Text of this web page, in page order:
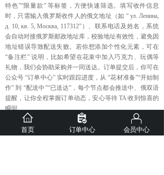
特色”“限量款” 等标签，方便快速筛选。填写收件信息
时，只需输入俄罗斯收件人的俄文地址（如 “ ул. Ленина,
д. 10, кв. 5, Москва, 117312”）、联系电话及姓名，系统
会自动对接俄罗斯邮政地址库，校验地址有效性，避免因
地址错误导致配送失败。若你想添加个性化元素，可在
“备注栏” 说明，比如希望在花束中加入巧克力、玩偶等
礼物，我们会协助采购并一同送达。订单提交后，你可在
公众号 “订单中心” 实时跟踪进度，从 “花材准备”“开始制
作” 到 “配送中”“已送达”，每个节点都会推送中、俄双语
提醒，让你全程掌握订单动态，安心等待 TA 收到惊喜的
瞬间。
除了情侣间的浪漫祝福，欧瑞国际鲜花也为俄罗斯的华人
首页 订单中心 会员中心